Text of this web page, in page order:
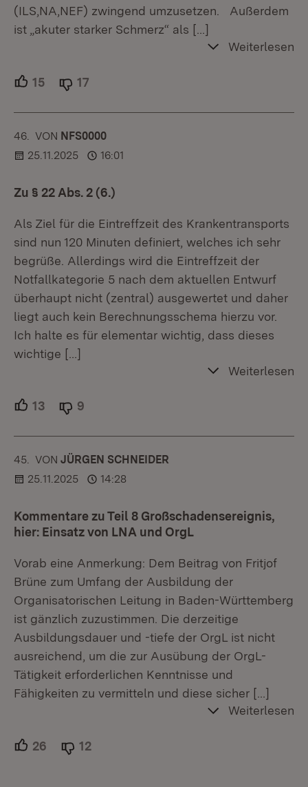
(ILS,NA,NEF) zwingend umzusetzen. Außerdem
ist „akuter starker Schmerz“ als […]
Weiterlesen
15 Unterstützer.
17
46. KOMMENTAR
VON :NFS0000
25.11.2025
16:01
Zu § 22 Abs. 2 (6.)
Als Ziel für die Eintreffzeit des Krankentransports
sind nun 120 Minuten definiert, welches ich sehr
begrüße. Allerdings wird die Eintreffzeit der
Notfallkategorie 5 nach dem aktuellen Entwurf
überhaupt nicht (zentral) ausgewertet und daher
liegt auch kein Berechnungsschema hierzu vor.
Ich halte es für elementar wichtig, dass dieses
wichtige […]
Weiterlesen
13 Unterstützer.
9
45. KOMMENTAR
VON :JÜRGEN SCHNEIDER
25.11.2025
14:28
Kommentare zu Teil 8 Großschadensereignis,
hier: Einsatz von LNA und OrgL
Vorab eine Anmerkung: Dem Beitrag von Fritjof
Brüne zum Umfang der Ausbildung der
Organisatorischen Leitung in Baden-Württemberg
ist gänzlich zuzustimmen. Die derzeitige
Ausbildungsdauer und -tiefe der OrgL ist nicht
ausreichend, um die zur Ausübung der OrgL-
Tätigkeit erforderlichen Kenntnisse und
Fähigkeiten zu vermitteln und diese sicher […]
Weiterlesen
26 Unterstützer.
12